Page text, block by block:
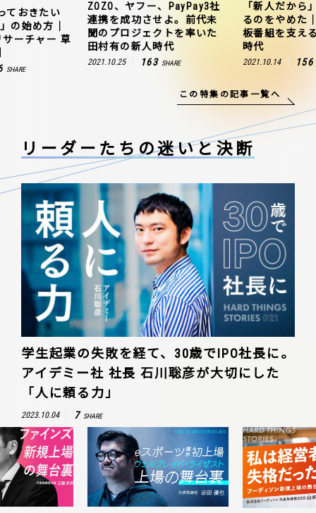
ておきたい
の始め方｜
サーチャー 草
SHARE
ZOZO、ヤフー、PayPay3社
連携を成功させよ。前代未
聞のプロジェクトを率いた
田村有の新人時代
2021.10.25 163 SHARE
「新人だから
るのをやめた
板番組を支え
時代
2021.10.14 156
この特集の記事一覧へ
リーダーたちの迷いと決断
学生起業の失敗を経て、30歳でIPO社長に。
アイデミー社 社長 石川聡彦が大切にした
「人に頼る力」
2023.10.04 7 SHARE